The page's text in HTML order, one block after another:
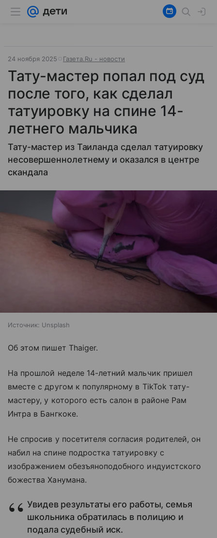
24 ноября 2025 Газета.Ru - новости
Тату-мастер попал под суд
после того, как сделал
татуировку на спине 14-
летнего мальчика
Тату-мастер из Таиланда сделал татуировку
несовершеннолетнему и оказался в центре
скандала
Источник: Unsplash
Об этом пишет Thaiger.
На прошлой неделе 14-летний мальчик пришел
вместе с другом к популярному в TikTok тату-
мастеру, у которого есть салон в районе Рам
Интра в Бангкоке.
Не спросив у посетителя согласия родителей, он
набил на спине подростка татуировку с
изображением обезъяноподобного индуистского
божества Ханумана.
Увидев результаты его работы, семья
школьника обратилась в полицию и
подала судебный иск.